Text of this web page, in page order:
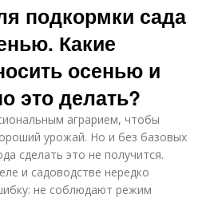
подкормки сада
Какие
осенью и
это делать?
аграрием, чтобы
урожай. Но и без базовых
сделать это не получится.
и садоводстве нередко
не соблюдают режим